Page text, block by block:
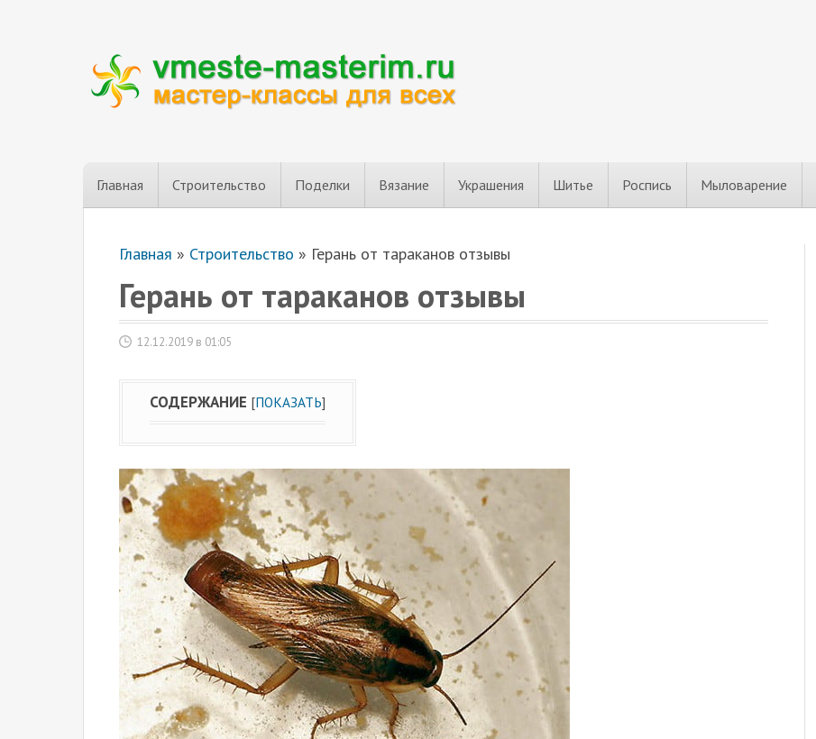
Главная Строительство Поделки Вязание Украшения Шитье Роспись Мыловарение
Главная » Строительство » Герань от тараканов отзывы
Герань от тараканов отзывы
12.12.2019 в 01:05
СОДЕРЖАНИЕ [ПОКАЗАТЬ]